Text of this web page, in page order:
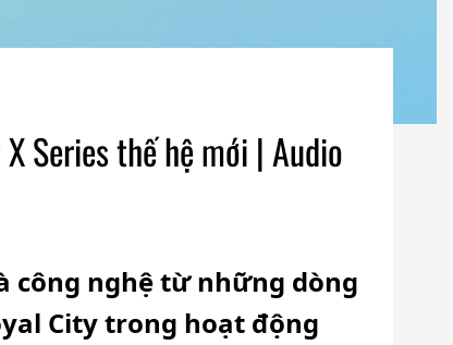
Series thế hệ mới | Audio
công nghệ từ những dòng
City trong hoạt động